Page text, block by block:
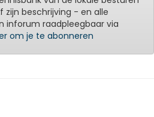
zijn beschrijving - en alle
inforum raadpleegbaar via
om je te abonneren